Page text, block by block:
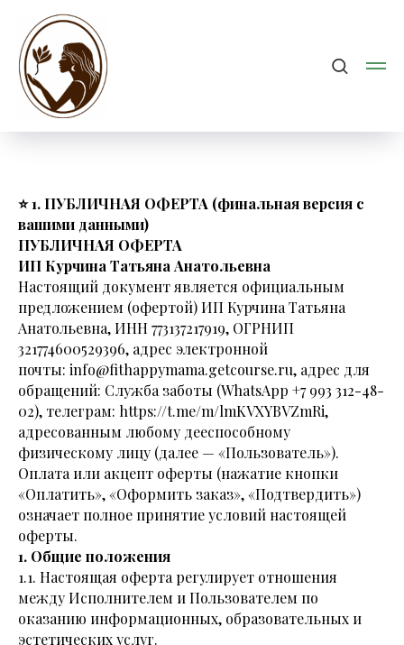
⭐ 1. ПУБЛИЧНАЯ ОФЕРТА (финальная версия с
вашими данными)
ПУБЛИЧНАЯ ОФЕРТА
ИП Курчина Татьяна Анатольевна
Настоящий документ является официальным
предложением (офертой) ИП Курчина Татьяна
Анатольевна, ИНН 773137217919, ОГРНИП
321774600529396, адрес электронной
почты: info@fithappymama.getcourse.ru, адрес для
обращений: Служба заботы (WhatsApp +7 993 312-48-
02), телеграм: https://t.me/m/lmKVXYBVZmRi,
адресованным любому дееспособному
физическому лицу (далее — «Пользователь»).
Оплата или акцепт оферты (нажатие кнопки
«Оплатить», «Оформить заказ», «Подтвердить»)
означает полное принятие условий настоящей
оферты.
1. Общие положения
1.1. Настоящая оферта регулирует отношения
между Исполнителем и Пользователем по
оказанию информационных, образовательных и
эстетических услуг.